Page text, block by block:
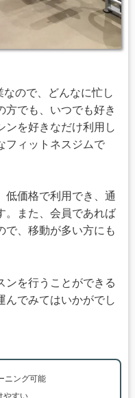
ので、どんなに忙し
方でも、いつでも好き
ンを好きなだけ利用し
フィットネスジムで
低価格で利用でき、通
。また、会員であれば
で、移動が多い方にも
ンを行うことができる
んでみてはいかがでし
ニング可能
やすい